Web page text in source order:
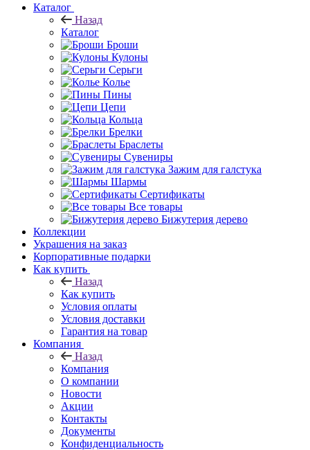
Каталог
Назад
Каталог
Броши
Кулоны
Серьги
Колье
Пины
Цепи
Кольца
Брелки
Браслеты
Сувениры
Зажим для галстука
Шармы
Сертификаты
Все товары
Бижутерия дерево
Коллекции
Украшения на заказ
Корпоративные подарки
Как купить
Назад
Как купить
Условия оплаты
Условия доставки
Гарантия на товар
Компания
Назад
Компания
О компании
Новости
Акции
Контакты
Документы
Конфиденциальность